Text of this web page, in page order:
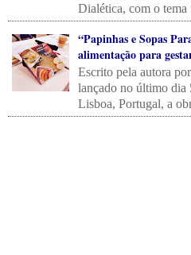
Dialética, com o tema
“Papinhas e Sopas
alimentação para
Escrito pela autora
lançado no último dia
Lisboa, Portugal, a